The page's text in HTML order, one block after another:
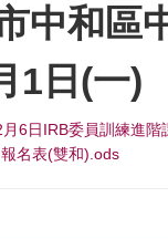
中正
1日(一)
6日IRB委員訓練進階
名表(雙和).ods